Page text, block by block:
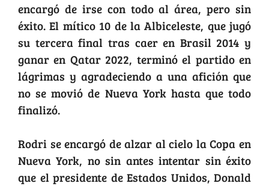
encargó de irse con todo al área, pero sin
éxito. El mítico 10 de la Albiceleste, que jugó
su tercera final tras caer en Brasil 2014 y
ganar en Qatar 2022, terminó el partido en
lágrimas y agradeciendo a una afición que
no se movió de Nueva York hasta que todo
finalizó.
Rodri se encargó de alzar al cielo la Copa en
Nueva York, no sin antes intentar sin éxito
que el presidente de Estados Unidos, Donald